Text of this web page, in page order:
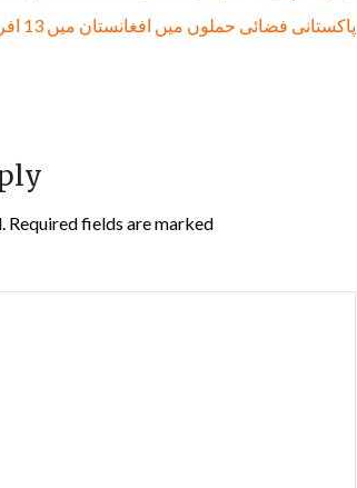
پاکستانی فضائی حملوں میں افغانستان میں 13 افراد ہلاک، جن میں 11 بچے شامل: طالبان حکومت
Required fields are marked